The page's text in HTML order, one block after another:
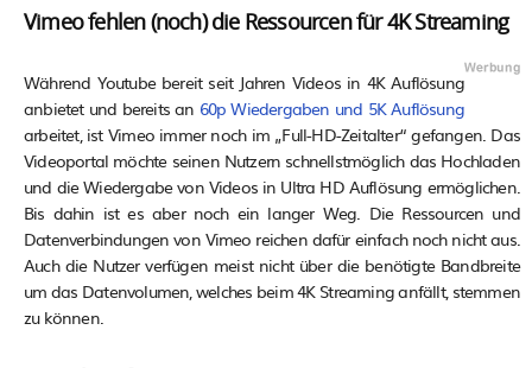
Vimeo fehlen (noch) die Ressourcen für 4K Streaming
Während Youtube bereit seit Jahren Videos in 4K Auflösung
anbietet und bereits an 60p Wiedergaben und 5K Auflösung
arbeitet, ist Vimeo immer noch im „Full-HD-Zeitalter“ gefangen. Das
Videoportal möchte seinen Nutzern schnellstmöglich das Hochladen
und die Wiedergabe von Videos in Ultra HD Auflösung ermöglichen.
Bis dahin ist es aber noch ein langer Weg. Die Ressourcen und
Datenverbindungen von Vimeo reichen dafür einfach noch nicht aus.
Auch die Nutzer verfügen meist nicht über die benötigte Bandbreite
um das Datenvolumen, welches beim 4K Streaming anfällt, stemmen
zu können.